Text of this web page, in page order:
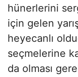
hünerlerini
için gelen
heyecanlı
seçmelerine
da olması